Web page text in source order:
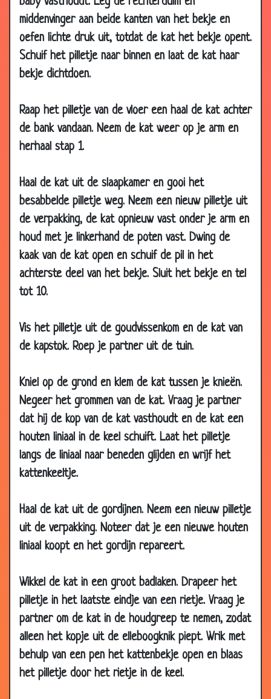
middenvinger aan beide kanten van het bekje en
oefen lichte druk uit, totdat de kat het bekje opent.
Schuif het pilletje naar binnen en laat de kat haar
bekje dichtdoen.
Raap het pilletje van de vloer een haal de kat achter
de bank vandaan. Neem de kat weer op je arm en
herhaal stap 1.
Haal de kat uit de slaapkamer en gooi het
besabbelde pilletje weg. Neem een nieuw pilletje uit
de verpakking, de kat opnieuw vast onder je arm en
houd met je linkerhand de poten vast. Dwing de
kaak van de kat open en schuif de pil in het
achterste deel van het bekje. Sluit het bekje en tel
tot 10.
Vis het pilletje uit de goudvissenkom en de kat van
de kapstok. Roep je partner uit de tuin.
Kniel op de grond en klem de kat tussen je knieën.
Negeer het grommen van de kat. Vraag je partner
dat hij de kop van de kat vasthoudt en de kat een
houten liniaal in de keel schuift. Laat het pilletje
langs de liniaal naar beneden glijden en wrijf het
kattenkeeltje.
Haal de kat uit de gordijnen. Neem een nieuw pilletje
uit de verpakking. Noteer dat je een nieuwe houten
liniaal koopt en het gordijn repareert.
Wikkel de kat in een groot badlaken. Drapeer het
pilletje in het laatste eindje van een rietje. Vraag je
partner om de kat in de houdgreep te nemen, zodat
alleen het kopje uit de elleboogknik piept. Wrik met
behulp van een pen het kattenbekje open en blaas
het pilletje door het rietje in de keel.
16 May
2018
Chihuahua 2.93
10 May
2018
Plat 2.92
2018
02 May
2018
Torren 3.37
05 Apr 2018 De hond van John Travolta
28 Mar
2018
Selfish 3.25
25 Mar 2018 RIP konijntje
3.08
20 Mar
2018
Olifant?
05 Aug 2017
2017
21 Feb 2017 Blowende konijn
09 Feb 2017
Trein
13 Feb 2016
Pas op voor de hond!
19 Dec 2014
Rotste dag
2.88
19 Dec 2014
Verkouden vlo
3.57
19 Dec 2014
Honden scheiden
24 Oct 2014
Nog nooit eerder gezien
3.04
11 Sep 2014
Niet laten afleiden
14 Aug 2014
Mannetjes- of vrouwtjesvissen
08 Jul 2014
John Woodhouse in de jungle
3.04
28 May
2014
Ontsnapte olifant 3.28
05 Apr 2014 Hekel aan de kat
3.40
05 Apr 2014
Meezingen
2.95
28 Mar 2014
Pas op voor de hond